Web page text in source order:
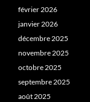
février 2026
janvier 2026
décembre 2025
novembre 2025
octobre 2025
septembre 2025
août 2025